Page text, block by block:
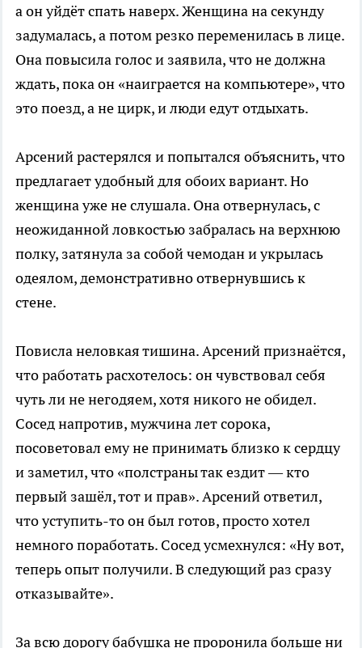
а он уйдёт спать наверх. Женщина на секунду
задумалась, а потом резко переменилась в лице.
Она повысила голос и заявила, что не должна
ждать, пока он «наиграется на компьютере», что
это поезд, а не цирк, и люди едут отдыхать.
Арсений растерялся и попытался объяснить, что
предлагает удобный для обоих вариант. Но
женщина уже не слушала. Она отвернулась, с
неожиданной ловкостью забралась на верхнюю
полку, затянула за собой чемодан и укрылась
одеялом, демонстративно отвернувшись к
стене.
Повисла неловкая тишина. Арсений признаётся,
что работать расхотелось: он чувствовал себя
чуть ли не негодяем, хотя никого не обидел.
Сосед напротив, мужчина лет сорока,
посоветовал ему не принимать близко к сердцу
и заметил, что «полстраны так ездит — кто
первый зашёл, тот и прав». Арсений ответил,
что уступить-то он был готов, просто хотел
немного поработать. Сосед усмехнулся: «Ну вот,
теперь опыт получили. В следующий раз сразу
отказывайте».
За всю дорогу бабушка не проронила больше ни